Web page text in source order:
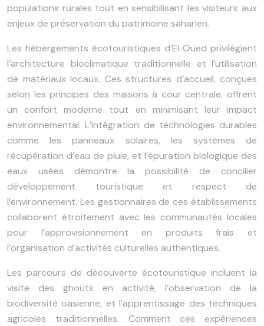
populations rurales tout en sensibilisant les visiteurs aux
enjeux de préservation du patrimoine saharien.
Les hébergements écotouristiques d’El Oued privilégient
l’architecture bioclimatique traditionnelle et l’utilisation
de matériaux locaux. Ces structures d’accueil, conçues
selon les principes des maisons à cour centrale, offrent
un confort moderne tout en minimisant leur impact
environnemental. L’intégration de technologies durables
comme les panneaux solaires, les systèmes de
récupération d’eau de pluie, et l’épuration biologique des
eaux usées démontre la possibilité de concilier
développement touristique et respect de
l’environnement. Les gestionnaires de ces établissements
collaborent étroitement avec les communautés locales
pour l’approvisionnement en produits frais et
l’organisation d’activités culturelles authentiques.
Les parcours de découverte écotouristique incluent la
visite des ghouts en activité, l’observation de la
biodiversité oasienne, et l’apprentissage des techniques
agricoles traditionnelles. Comment ces expériences